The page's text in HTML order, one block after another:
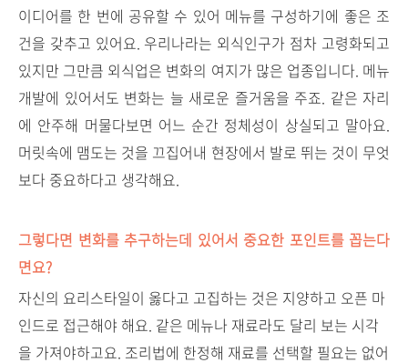
이디어를 한 번에 공유할 수 있어 메뉴를 구성하기에 좋은 조
건을 갖추고 있어요. 우리나라는 외식인구가 점차 고령화되고
있지만 그만큼 외식업은 변화의 여지가 많은 업종입니다. 메뉴
개발에 있어서도 변화는 늘 새로운 즐거움을 주죠. 같은 자리
에 안주해 머물다보면 어느 순간 정체성이 상실되고 말아요.
머릿속에 맴도는 것을 끄집어내 현장에서 발로 뛰는 것이 무엇
보다 중요하다고 생각해요.
그렇다면 변화를 추구하는데 있어서 중요한 포인트를 꼽는다
면요?
자신의 요리스타일이 옳다고 고집하는 것은 지양하고 오픈 마
인드로 접근해야 해요. 같은 메뉴나 재료라도 달리 보는 시각
을 가져야하고요. 조리법에 한정해 재료를 선택할 필요는 없어